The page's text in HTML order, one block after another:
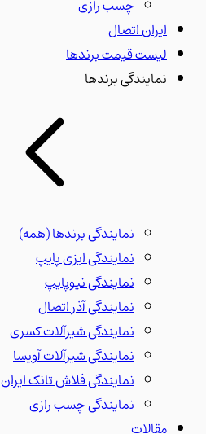
چسب رازی
ایران اتصال
لیست قیمت برندها
نمایندگی برندها
نمایندگی برندها(همه)
نمایندگی ایزی پایپ
نمایندگی نیوپایپ
نمایندگی آذر اتصال
نمایندگی شیرآلات کسری
نمایندگی شیرآلات آویسا
نمایندگی فلاش تانک ایران
نمایندگی چسب رازی
مقالات